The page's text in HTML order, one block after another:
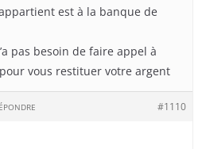
est à la banque de
pas besoin de faire appel à
vous restituer votre argent
#1110